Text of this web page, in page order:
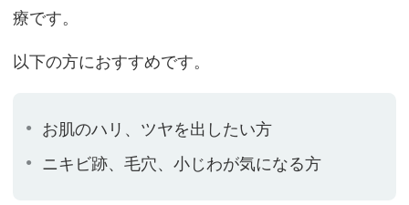
療です。
以下の方におすすめです。
お肌のハリ、ツヤを出したい方
ニキビ跡、毛穴、小じわが気になる方